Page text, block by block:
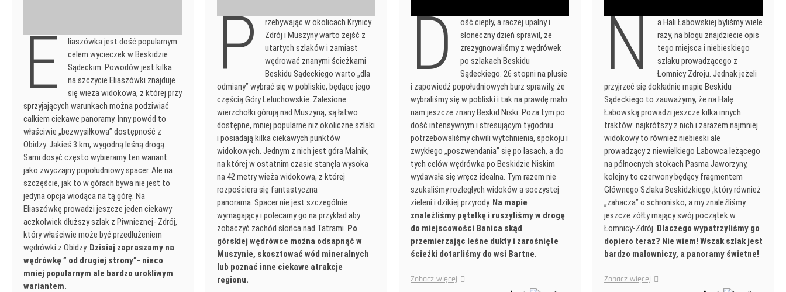
E
liaszówka jest dość popularnym
celem wycieczek w Beskidzie
Sądeckim. Powodów jest kilka:
na szczycie Eliaszówki znajduje
się wieża widokowa, z której przy
sprzyjających warunkach można podziwiać
całkiem ciekawe panoramy. Inny powód to
właściwie „bezwysiłkowa” dostępność z
Obidzy. Jakieś 3 km, wygodną leśną drogą.
Sami dosyć często wybieramy ten wariant
jako zwyczajny popołudniowy spacer. Ale na
szczęście, jak to w górach bywa nie jest to
jedyna opcja wiodąca na tą górę. Na
Eliaszówkę prowadzi jeszcze jeden ciekawy
aczkolwiek dłuższy szlak z Piwnicznej- Zdrój,
który właściwie może być przedłużeniem
wędrówki z Obidzy. Dzisiaj zapraszamy na
wędrówkę ” od drugiej strony”- nieco
mniej popularnym ale bardzo urokliwym
wariantem.
P
rzebywając w okolicach Krynicy
Zdrój i Muszyny warto zejść z
utartych szlaków i zamiast
wędrować znanymi ścieżkami
Beskidu Sądeckiego warto „dla
odmiany” wybrać się w pobliskie, będące jego
częścią Góry Leluchowskie. Zalesione
wierzchołki górują nad Muszyną, są łatwo
dostępne, mniej popularne niż okoliczne szlaki
i posiadają kilka ciekawych punktów
widokowych. Jednym z nich jest góra Malnik,
na której w ostatnim czasie stanęła wysoka
na 42 metry wieża widokowa, z której
rozpościera się fantastyczna
panorama. Spacer nie jest szczególnie
wymagający i polecamy go na przykład aby
zobaczyć zachód słońca nad Tatrami. Po
górskiej wędrówce można odsapnąć w
Muszynie, skosztować wód mineralnych
lub poznać inne ciekawe atrakcje
regionu.
D
ość ciepły, a raczej upalny i
słoneczny dzień sprawił, że
zrezygnowaliśmy z wędrówek
po szlakach Beskidu
Sądeckiego. 26 stopni na plusie
i zapowiedź popołudniowych burz sprawiły, że
wybraliśmy się w pobliski i tak na prawdę mało
nam jeszcze znany Beskid Niski. Poza tym po
dość intensywnym i stresującym tygodniu
potrzebowaliśmy chwili wytchnienia, spokoju i
zwykłego „poszwendania” się po lasach, a do
tych celów wędrówka po Beskidzie Niskim
wydawała się wręcz idealna. Tym razem nie
szukaliśmy rozległych widoków a soczystej
zieleni i dzikiej przyrody. Na mapie
znaleźliśmy pętelkę i ruszyliśmy w drogę
do miejscowości Banica skąd
przemierzając leśne dukty i zarośnięte
ścieżki dotarliśmy do wsi Bartne.
Zobacz więcej
N
a Hali Łabowskiej byliśmy wiele
razy, na blogu znajdziecie opis
tego miejsca i niebieskiego
szlaku prowadzącego z
Łomnicy Zdroju. Jednak jeżeli
przyjrzeć się dokładnie mapie Beskidu
Sądeckiego to zauważymy, że na Halę
Łabowską prowadzi jeszcze kilka innych
traktów: najkrótszy z nich i zarazem najmniej
widokowy to również niebieski ale
prowadzący z niewielkiego Łabowca leżącego
na północnych stokach Pasma Jaworzyny,
kolejny to czerwony będący fragmentem
Głównego Szlaku Beskidzkiego ,który również
„zahacza” o schronisko, a my znaleźliśmy
jeszcze żółty mający swój początek w
Łomnicy-Zdrój. Dlaczego wypatrzyliśmy go
dopiero teraz? Nie wiem! Wszak szlak jest
bardzo malowniczy, a panoramy świetne!
Zobacz więcej